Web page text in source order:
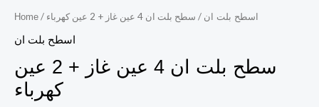
Home / اسطح بلت ان / سطح بلت ان 4 عين غاز + 2 عين كهرباء
اسطح بلت ان
سطح بلت ان 4 عين غاز + 2 عين
كهرباء